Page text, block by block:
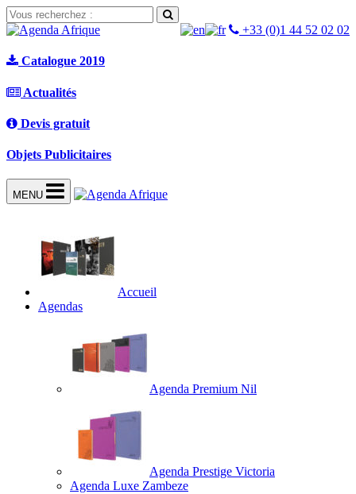
+33 (0)1 44 52 02 02
Catalogue 2019
Actualités
Devis gratuit
Objets Publicitaires
MENU
Accueil
Agendas
Agenda Premium Nil
Agenda Prestige Victoria
Agenda Luxe Zambeze